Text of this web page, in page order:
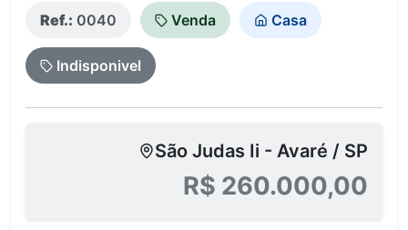
Ref.: 0040 Venda Casa
Indisponivel
São Judas Ii - Avaré / SP
R$ 260.000,00